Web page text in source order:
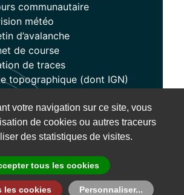
communautaire
météo
d’avalanche
de course
de traces
topographique (dont IGN)
votre navigation sur ce site, vous
de cookies ou autres traceurs
des statistiques de visites.
tous les cookies
les cookies Personnaliser...